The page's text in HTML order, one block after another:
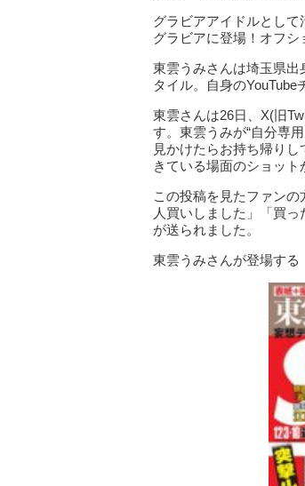
グラビアアイドルとして
グラビアに登場！オフシ
東雲うみさんは埼玉県出
タイル。自身の
東雲さんは26日、X(旧
す。東雲うみが“自分専
見かけたらお持ち帰り
きている場面のショット
この投稿を見たファン
人買いしました」「買
が送られました。
東雲うみさんが登場する